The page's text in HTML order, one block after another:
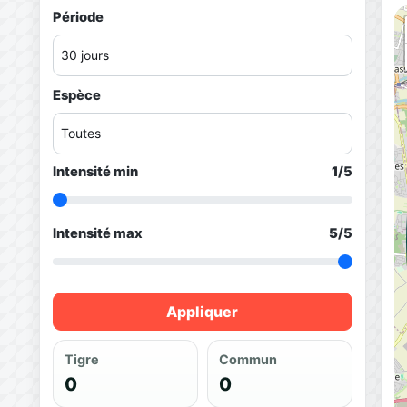
Période
Espèce
Intensité min 1/5
Intensité max 5/5
Appliquer
Tigre
0
Commun
0